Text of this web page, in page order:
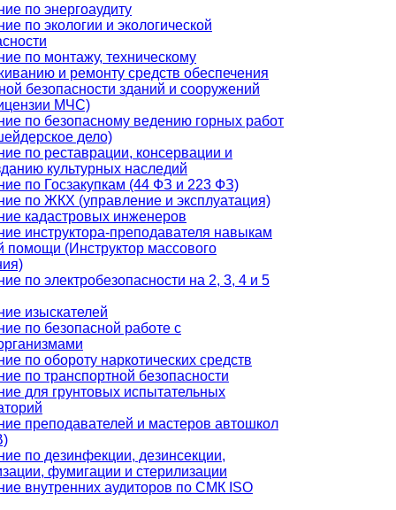
по энергоаудиту
по экологии и экологической
по монтажу, техническому
и ремонту средств обеспечения
безопасности зданий и сооружений
МЧС)
по безопасному ведению горных работ
дело)
по реставрации, консервации и
культурных наследий
по Госзакупкам (44 ФЗ и 223 ФЗ)
по ЖКХ (управление и эксплуатация)
кадастровых инженеров
инструктора-преподавателя навыкам
помощи (Инструктор массового
по электробезопасности на 2, 3, 4 и 5
изыскателей
по безопасной работе с
по обороту наркотических средств
по транспортной безопасности
для грунтовых испытательных
преподавателей и мастеров автошкол
по дезинфекции, дезинсекции,
фумигации и стерилизации
внутренних аудиторов по СМК ISO